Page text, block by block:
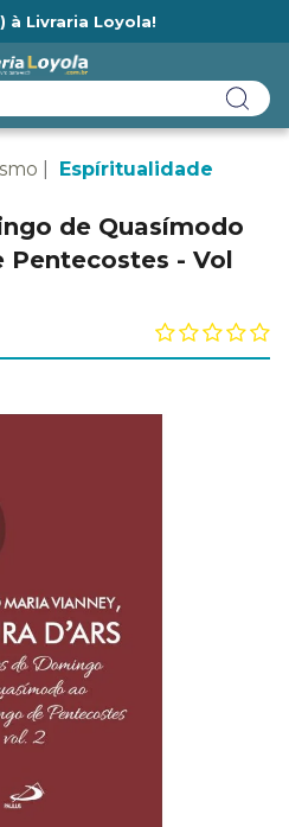
à Livraria Loyola!
Espíritualidade
de Quasímodo
Pentecostes - Vol